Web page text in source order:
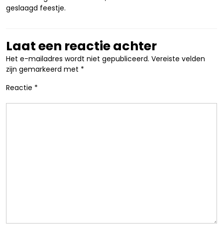
geslaagd feestje.
Laat een reactie achter
Het e-mailadres wordt niet gepubliceerd. Vereiste velden
zijn gemarkeerd met *
Reactie *